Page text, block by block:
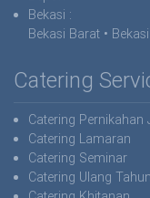
Bekasi :
Bekasi Barat •
Catering
Catering Pernikahan
Catering Lamaran
Catering Seminar
Catering Ulang Tahun